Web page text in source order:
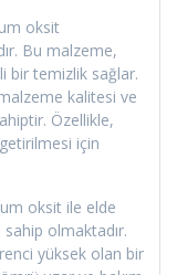
oksit
Bu malzeme,
bir temizlik sağlar.
kalitesi ve
Özellikle,
için
oksit ile elde
olmaktadır.
yüksek olan bir